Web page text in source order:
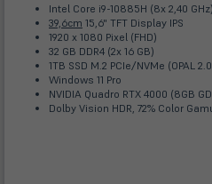
Intel Core i9-10885H (8x 2,40 GHz)
39,6cm 15,6" TFT Display IPS
1920 x 1080 Pixel (FHD)
32 GB DDR4 (2x 16 GB)
1TB SSD M.2 PCIe/NVMe (OPAL
Windows 11 Pro
NVIDIA Quadro RTX 4000 (8GB
Dolby Vision HDR, 72% Color